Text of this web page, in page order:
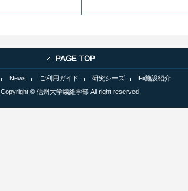
News ご利用ガイド 研究シーズ
Fii施設紹介
Copyright © 信州大学繊維学部 All right reserved.